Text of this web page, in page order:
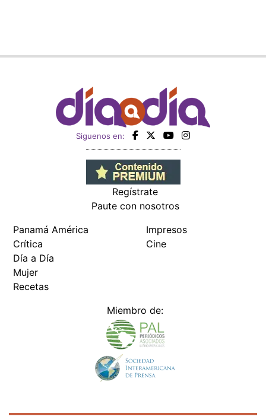
Siguenos en:
Regístrate
Paute con nosotros
Panamá América
Crítica
Día a Día
Mujer
Recetas
Impresos
Cine
Miembro de: